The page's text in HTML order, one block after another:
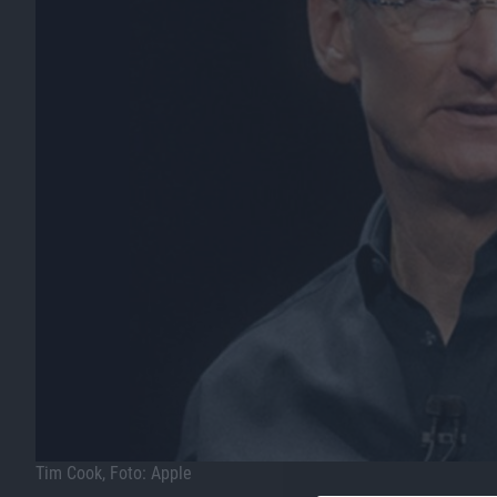
Tim Cook, Foto: Apple